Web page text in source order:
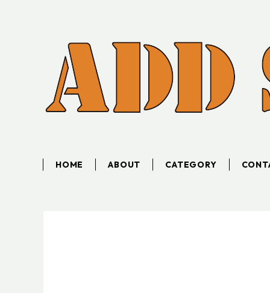
HOME ABOUT CATEGORY